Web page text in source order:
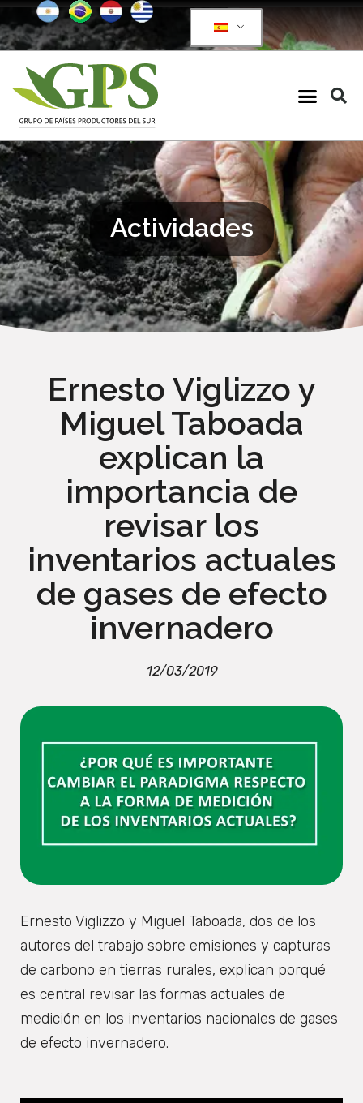
Actividades
Ernesto Viglizzo y
Miguel Taboada
explican la
importancia de
revisar los
inventarios actuales
de gases de efecto
invernadero
12/03/2019
Ernesto Viglizzo y Miguel Taboada, dos de los
autores del trabajo sobre emisiones y capturas
de carbono en tierras rurales, explican porqué
es central revisar las formas actuales de
medición en los inventarios nacionales de gases
de efecto invernadero.